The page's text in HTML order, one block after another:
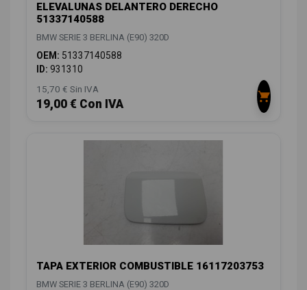
ELEVALUNAS DELANTERO DERECHO
51337140588
BMW SERIE 3 BERLINA (E90) 320D
OEM: 51337140588
ID: 931310
15,70 € Sin IVA
19,00 € Con IVA
TAPA EXTERIOR COMBUSTIBLE 16117203753
BMW SERIE 3 BERLINA (E90) 320D